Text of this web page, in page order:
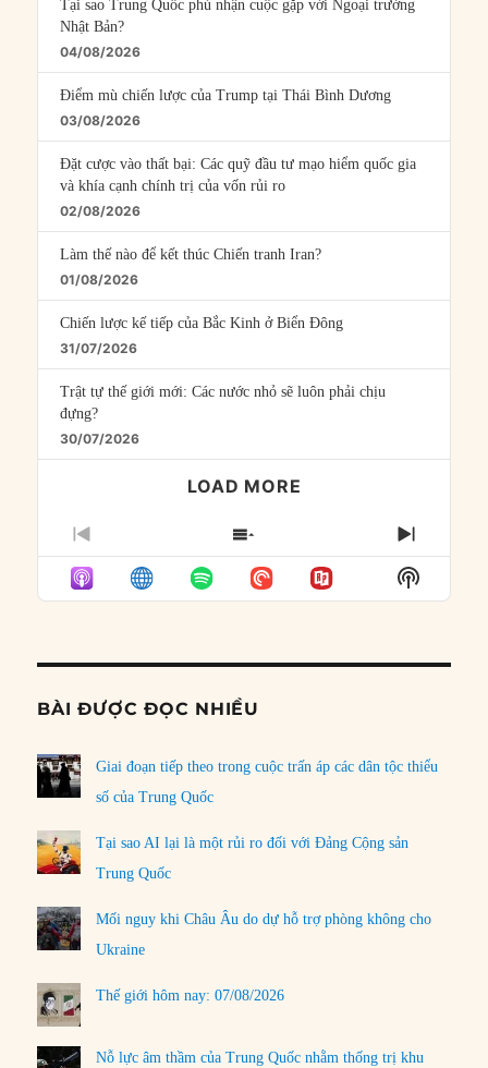
Tại sao Trung Quốc phủ nhận cuộc gặp với Ngoại trưởng
Nhật Bản?
04/08/2026
Điểm mù chiến lược của Trump tại Thái Bình Dương
03/08/2026
Đặt cược vào thất bại: Các quỹ đầu tư mạo hiểm quốc gia
và khía cạnh chính trị của vốn rủi ro
02/08/2026
Làm thế nào để kết thúc Chiến tranh Iran?
01/08/2026
Chiến lược kế tiếp của Bắc Kinh ở Biển Đông
31/07/2026
Trật tự thế giới mới: Các nước nhỏ sẽ luôn phải chịu
đựng?
30/07/2026
LOAD MORE
PREVIOUS
EPISODE
SHOW
EPISODES
LIST
NEXT
Show
Podcast
BÀI ĐƯỢC ĐỌC NHIỀU
Giai đoạn tiếp theo trong cuộc trấn áp các dân tộc thiểu
số của Trung Quốc
Tại sao AI lại là một rủi ro đối với Đảng Cộng sản
Trung Quốc
Mối nguy khi Châu Âu do dự hỗ trợ phòng không cho
Ukraine
Thế giới hôm nay: 07/08/2026
Nỗ lực âm thầm của Trung Quốc nhằm thống trị khu